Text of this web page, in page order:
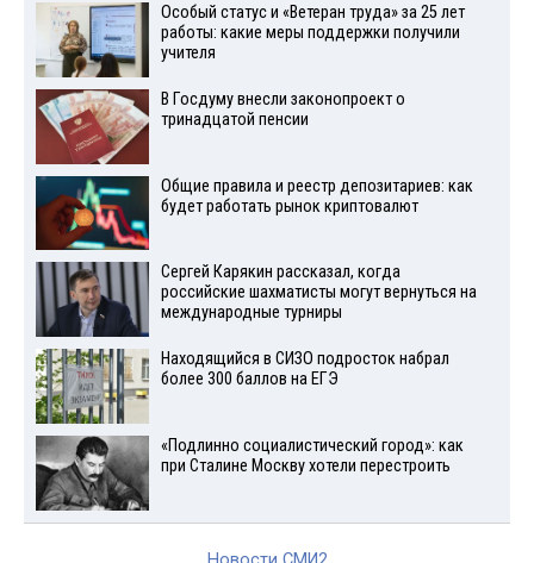
Особый статус и «Ветеран труда» за 25 лет
работы: какие меры поддержки получили
учителя
В Госдуму внесли законопроект о
тринадцатой пенсии
Общие правила и реестр депозитариев: как
будет работать рынок криптовалют
Сергей Карякин рассказал, когда
российские шахматисты могут вернуться на
международные турниры
Находящийся в СИЗО подросток набрал
более 300 баллов на ЕГЭ
«Подлинно социалистический город»: как
при Сталине Москву хотели перестроить